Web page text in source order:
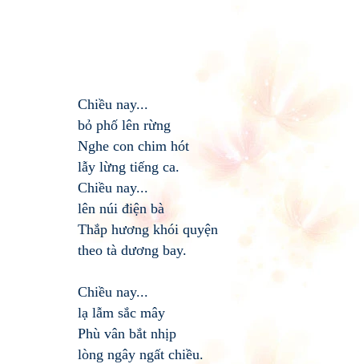
Chiều nay...
bỏ phố lên rừng
Nghe con chim hót
lẫy lừng tiếng ca.
Chiều nay...
lên núi điện bà
Thắp hương khói quyện
theo tà dương bay.
Chiều nay...
lạ lẫm sắc mây
Phù vân bắt nhịp
lòng ngây ngất chiều.